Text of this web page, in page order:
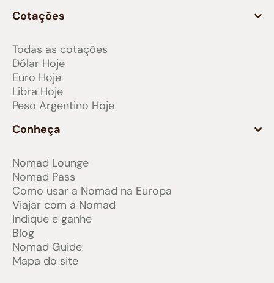
Cotações
Todas as cotações
Dólar Hoje
Euro Hoje
Libra Hoje
Peso Argentino Hoje
Conheça
Nomad Lounge
Nomad Pass
Como usar a Nomad na Europa
Viajar com a Nomad
Indique e ganhe
Blog
Nomad Guide
Mapa do site